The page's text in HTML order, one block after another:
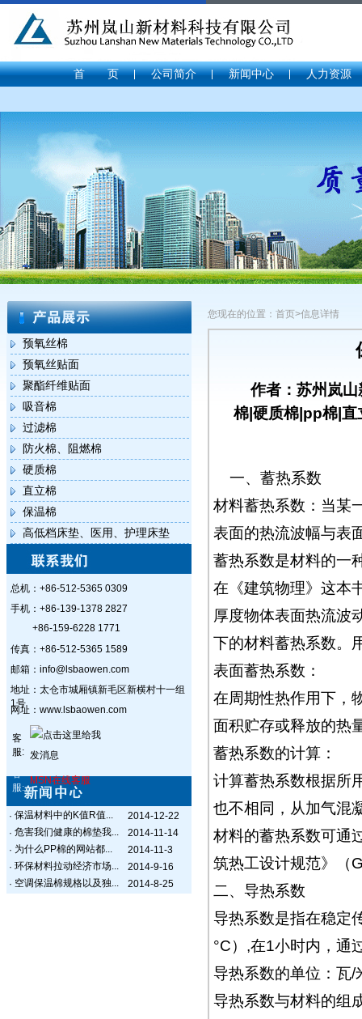
首 页 公司简介 新闻中心 人力资源
预氧丝棉
预氧丝贴面
聚酯纤维贴面
吸音棉
过滤棉
防火棉、阻燃棉
硬质棉
直立棉
保温棉
高低档床垫、医用、护理床垫
总机：+86-512-5365 0309
手机：+86-139-1378 2827
+86-159-6228 1771
传真：+86-512-5365 1589
邮箱：info@lsbaowen.com
地址：太仓市城厢镇新毛区新横村十一组
1号
网址：www.lsbaowen.com
客
服:
客
服:
MSN在线客服
· 保温材料中的K值R值...
2014-12-22
· 危害我们健康的棉垫我...
2014-11-14
· 为什么PP棉的网站都...
2014-11-3
· 环保材料拉动经济市场...
2014-9-16
· 空调保温棉规格以及独... 2014-8-25
您现在的位置：首页>信息详情
作者：苏州岚
棉|硬质棉|pp棉|
一、蓄热系数
材料蓄热系数：当某
表面的热流波幅与表
蓄热系数是材料的一
在《建筑物理》这本
厚度物体表面热流波
下的材料蓄热系数。
表面蓄热系数：
在周期性热作用下，
面积贮存或释放的热
蓄热系数的计算：
计算蓄热系数根据所
也不相同，从加气混
材料的蓄热系数可通
筑热工设计规范》（
二、导热系数
导热系数是指在稳定
°C）,在1小时内，通
导热系数的单位：瓦/
导热系数与材料的组